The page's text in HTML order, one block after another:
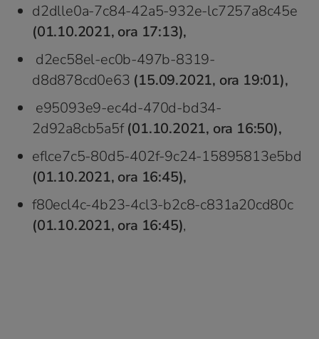
d2dlle0a-7c84-42a5-932e-lc7257a8c45e
(01.10.2021, ora 17:13),
d2ec58el-ec0b-497b-8319-
d8d878cd0e63 (15.09.2021, ora 19:01),
e95093e9-ec4d-470d-bd34-
2d92a8cb5a5f(01.10.2021, ora 16:50),
eflce7c5-80d5-402f-9c24-15895813e5bd
(01.10.2021, ora 16:45),
f80ecl4c-4b23-4cl3-b2c8-c831a20cd80c
(01.10.2021, ora 16:45),